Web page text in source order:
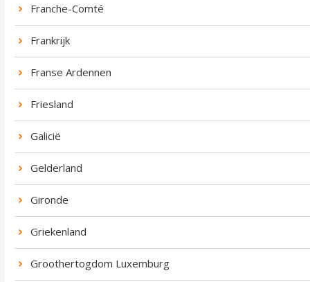
Franche-Comté
Frankrijk
Franse Ardennen
Friesland
Galicië
Gelderland
Gironde
Griekenland
Groothertogdom Luxemburg